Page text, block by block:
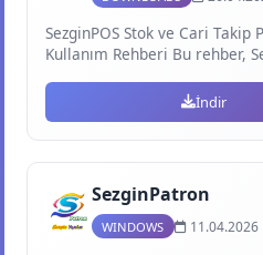
SezginPOS Stok ve Cari Takip
Kullanım Rehberi Bu rehber,
İndir
SezginPatron
WINDOWS 11.04.2026